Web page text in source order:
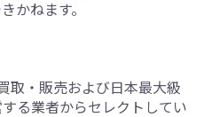
かねます。
取・販売および日本最大級
る業者からセレクトしてい